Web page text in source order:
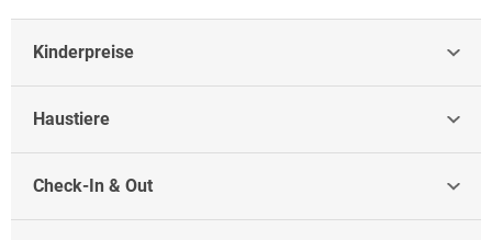
Kinderpreise
Haustiere
Check-In & Out